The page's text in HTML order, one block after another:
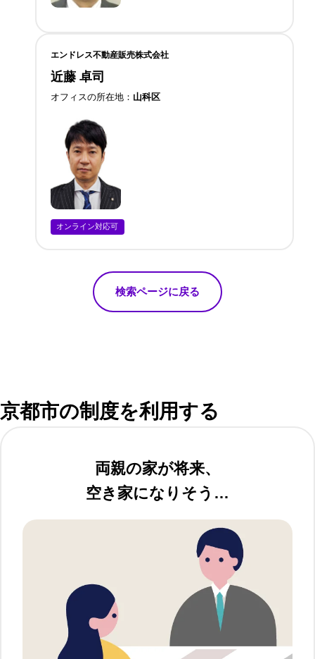
エンドレス不動産販売株式会社
近藤 卓司
オフィスの所在地 山科区
オンライン対応可
検索ページに戻る
京都市の制度を利用する
両親の家が将来、
空き家になりそう…